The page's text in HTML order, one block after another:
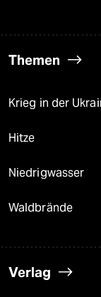
Themen
Krieg in der
Hitze
Niedrigwasser
Waldbrände
Verlag